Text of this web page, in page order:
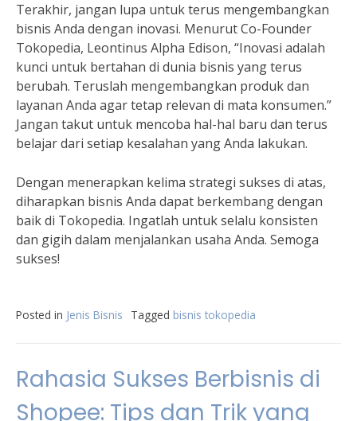
Terakhir, jangan lupa untuk terus mengembangkan
bisnis Anda dengan inovasi. Menurut Co-Founder
Tokopedia, Leontinus Alpha Edison, “Inovasi adalah
kunci untuk bertahan di dunia bisnis yang terus
berubah. Teruslah mengembangkan produk dan
layanan Anda agar tetap relevan di mata konsumen.”
Jangan takut untuk mencoba hal-hal baru dan terus
belajar dari setiap kesalahan yang Anda lakukan.
Dengan menerapkan kelima strategi sukses di atas,
diharapkan bisnis Anda dapat berkembang dengan
baik di Tokopedia. Ingatlah untuk selalu konsisten
dan gigih dalam menjalankan usaha Anda. Semoga
sukses!
Posted in Jenis Bisnis Tagged bisnis tokopedia
Rahasia Sukses Berbisnis di
Shopee: Tips dan Trik yang